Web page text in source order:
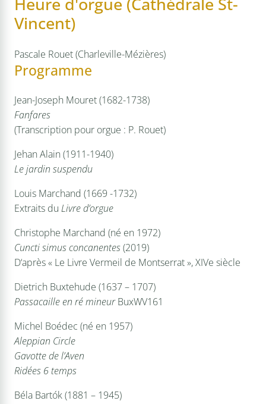
Vincent)
Pascale Rouet (Charleville-Mézières)
Programme
Jean-Joseph Mouret (1682-1738)
Fanfares
(Transcription pour orgue : P. Rouet)
Jehan Alain (1911-1940)
Le jardin suspendu
Louis Marchand (1669 -1732)
Extraits du Livre d’orgue
Christophe Marchand (né en 1972)
Cuncti simus concanentes(2019)
D‘après « Le Livre Vermeil de Montserrat », XIVe siècle
Dietrich Buxtehude (1637 – 1707)
Passacaille en ré mineurBuxWV161
Michel Boédec (né en 1957)
Aleppian Circle
Gavotte de l’Aven
Ridées 6 temps
Béla Bartók (1881 – 1945)